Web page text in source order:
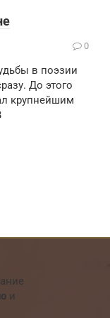
0
в поэзии
До этого
крупнейшим
и